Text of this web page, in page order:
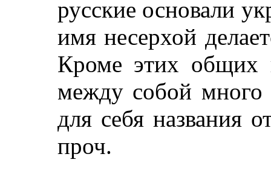
русские основали
имя несерхой
Кроме этих общих
между собой много
для себя названия
проч.